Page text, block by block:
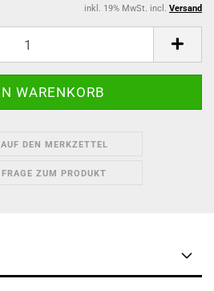
inkl. 19% MwSt. incl. Versand
AUF DEN MERKZETTEL
FRAGE ZUM PRODUKT